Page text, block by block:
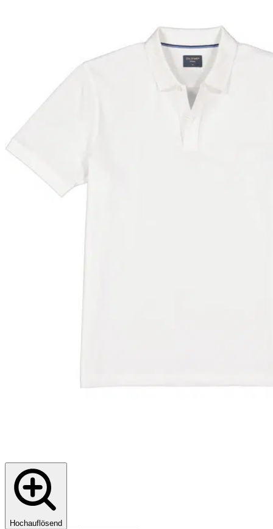
Hochauflösend